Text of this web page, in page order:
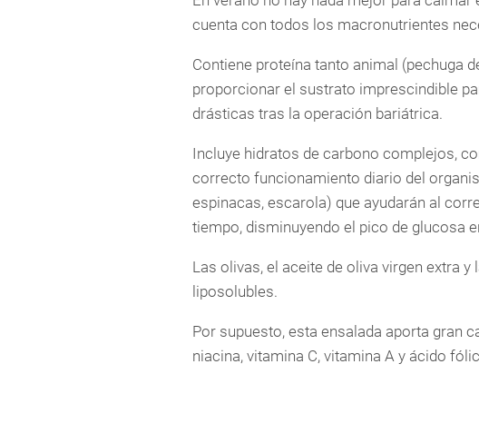
cuenta con todos los macronutrientes
Contiene proteína tanto animal (pechuga
proporcionar el sustrato imprescindible
drásticas tras la operación bariátrica.
Incluye hidratos de carbono complejos,
correcto funcionamiento diario del
espinacas, escarola) que ayudarán al
tiempo, disminuyendo el pico de glucosa
Las olivas, el aceite de oliva virgen extra
liposolubles.
Por supuesto, esta ensalada aporta gran
niacina, vitamina C, vitamina A y ácido